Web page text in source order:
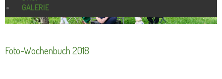
GALERIE
Foto-Wochenbuch 2018